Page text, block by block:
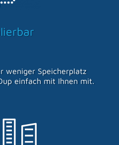
weniger Speicherplatz
einfach mit Ihnen mit.